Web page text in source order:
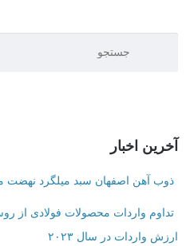
آخرین اخبار
ذوب آهن اصفهان سبد میلگرد
تداوم واردات محصولات فولادی از
ارزش واردات در سال ۲۰۲۳